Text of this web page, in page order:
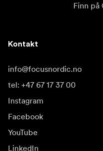
Finn på
Kontakt
info@focusnordic.no
tel: +47 67 17 37 00
Instagram
Facebook
YouTube
LinkedIn